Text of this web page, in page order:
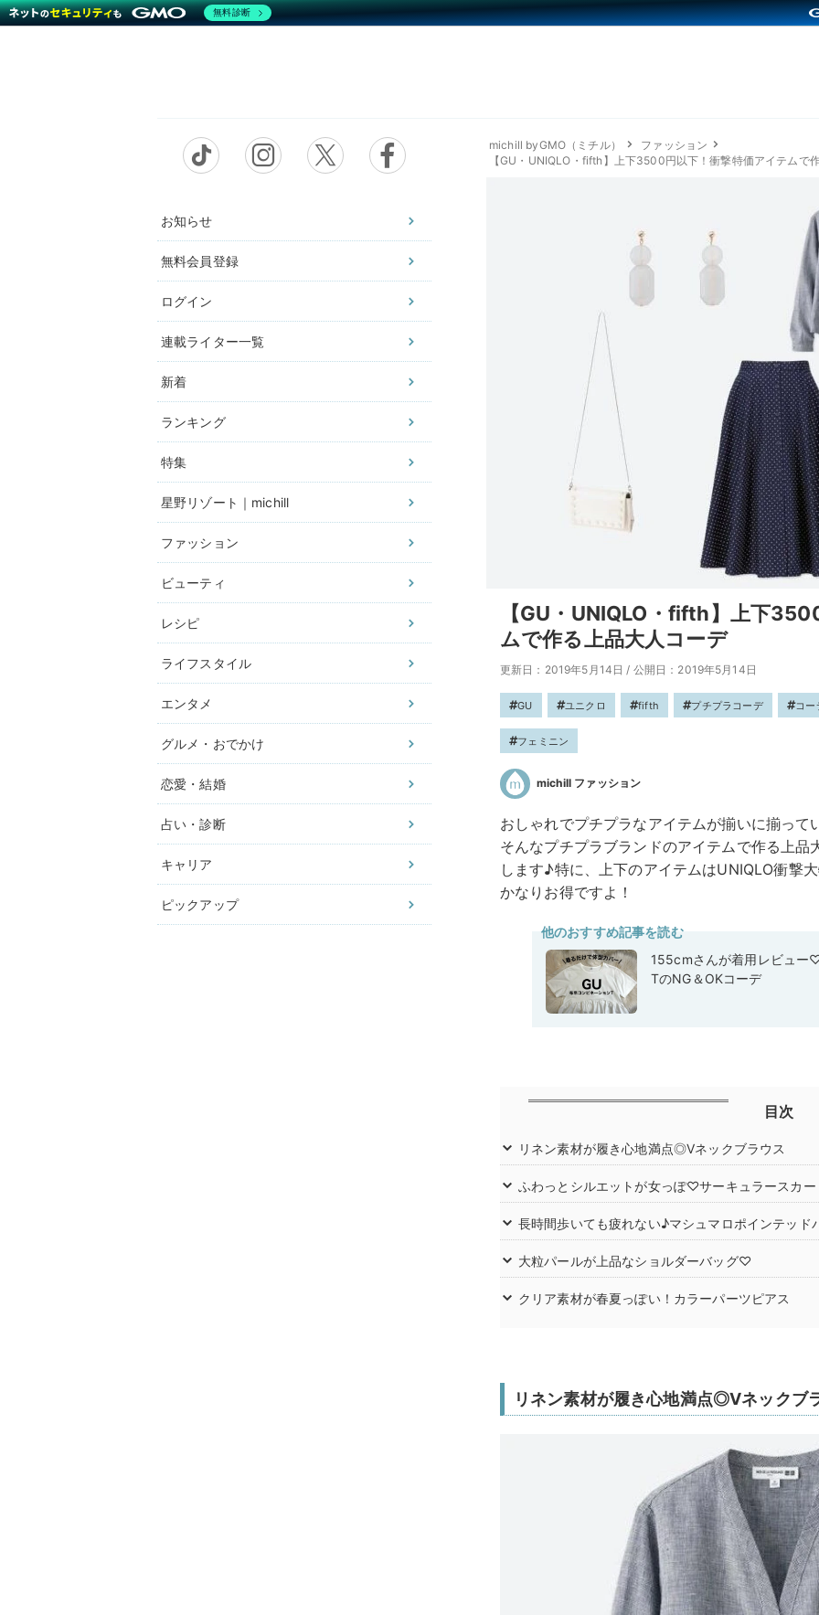
お知らせ
無料会員登録
ログイン
連載ライター一覧
新着
ランキング
特集
星野リゾート｜michill
ファッション
ビューティ
レシピ
ライフスタイル
エンタメ
グルメ・おでかけ
恋愛・結婚
占い・診断
キャリア
ピックアップ
michill byGMO（ミチル）
ファッション
【GU・UNIQLO・fifth】上下3500円以下！衝撃特価アイテムで
【GU・UNIQLO・fifth】上下
ムで作る上品大人コーデ
更新日：2019年5月14日 / 公開日：2019年5月14日
GU ユニクロ fifth プチプラコーデ コー
フェミニン
michill ファッション
おしゃれでプチプラなアイテムが揃いに揃っ
そんなプチプラブランドのアイテムで作る上
します♪特に、上下のアイテムはUNIQLO衝撃
かなりお得ですよ！
他のおすすめ記事を読む
155cmさんが着用レビュー
TのNG＆OKコーデ
目次
リネン素材が履き心地満点◎Vネックブラウス
ふわっとシルエットが女っぽ♡サーキュラースカー
長時間歩いても疲れない♪マシュマロポインテッド
大粒パールが上品なショルダーバッグ♡
クリア素材が春夏っぽい！カラーパーツピアス
リネン素材が履き心地満点◎Vネックブ
無料診断